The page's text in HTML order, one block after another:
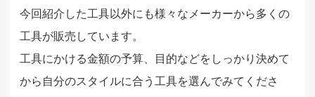
今回紹介した工具以外にも様々なメーカーから多くの
工具が販売しています。
工具にかける金額の予算、目的などをしっかり決めて
から自分のスタイルに合う工具を選んでみてくださ